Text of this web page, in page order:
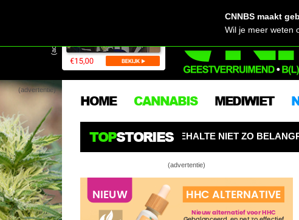
(advertentie)
(advertentie)
HOME CANNABIS MEDIWIET
TOPSTORIES
MAAK HET THC-GEHALTE NIET ZO BELANGRIJK
(advertentie)
CNNBS maakt
Wil je meer weten